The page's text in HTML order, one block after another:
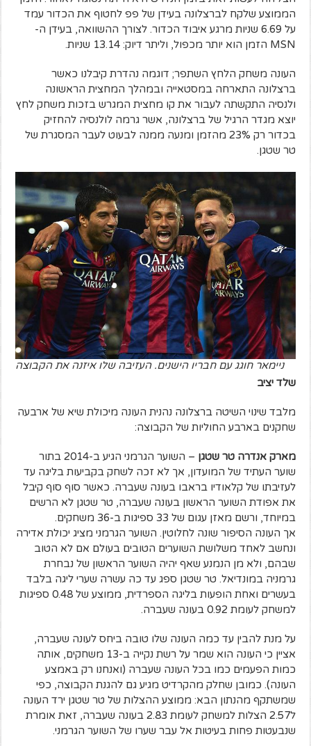
הממוצע שלקח לברצלונה בעידן של פפ לחטוף את הכדור עמד
על 6.69 שניות מרגע איבוד הכדור. לצורך ההשוואה, בעידן ה-
MSN הזמן הוא יותר מכפול, וליתר דיוק: 13.14 שניות.
העונה משחק הלחץ השתפר; דוגמה נהדרת קיבלנו כאשר
ברצלונה התארחה במסטאייה ובמהלך המחצית הראשונה
ולנסיה התקשתה לעבור את קו מחצית המגרש בזכות משחק לחץ
יוצא מגדר הרגיל של ברצלונה, אשר גרמה לולנסיה להחזיק
בכדור רק 23% מהזמן ומנעה ממנה לבעוט לעבר המסגרת של
טר שטגן.
ניימאר חוגג עם חבריו הישנים. העזיבה שלו איזנה את הקבוצה
שלד יציב
מלבד שינוי השיטה ברצלונה נהנית העונה מיכולת שיא של ארבעה
שחקנים בארבע החוליות של הקבוצה:
מארק אנדרה טר שטגן
– השוער הגרמני הגיע ב-2014 בתור
שוער העתיד של המועדון, אך לא זכה לשחק בקביעות בליגה עד
לעזיבתו של קלאודיו בראבו בעונה שעברה. כאשר סוף סוף קיבל
את אפודת השוער הראשון בעונה שעברה, טר שטגן לא הרשים
במיוחד, ורשם מאזן עגום של 33 ספיגות ב-36 משחקים.
אך העונה הסיפור שונה לחלוטין. השוער הגרמני מציג יכולת אדירה
ונחשב לאחד משלושת השוערים הטובים בעולם אם לא הטוב
שבהם, ולא מן הנמנע שאף יהיה השוער הראשון של נבחרת
גרמניה במונדיאל. טר שטגן ספג עד כה עשרה שערי ליגה בלבד
בעשרים ואחת הופעות בליגה הספרדית, ממוצע של 0.48 ספיגות
למשחק לעומת 0.92 בעונה שעברה.
על מנת להבין עד כמה העונה שלו טובה ביחס לעונה שעברה,
אציין כי העונה הוא שמר על רשת נקייה ב-13 משחקים, אותה
כמות הפעמים כמו בכל העונה שעברה (ואנחנו רק באמצע
העונה). כמובן שחלק מהקרדיט מגיע גם להגנת הקבוצה, כפי
שמשתקף מהנתון הבא: ממוצע ההצלות של טר שטגן ירד העונה
ל2.57 הצלות למשחק לעומת 2.83 בעונה שעברה, זאת אומרת
שנבעטות פחות בעיטות אל עבר שערו של השוער הגרמני.